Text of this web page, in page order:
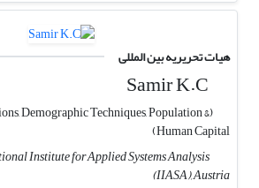
هیات تحریریه بین المللی
Demographic Techniques, Population &
Human Capital)
Institute for Applied Systems Analysis
(IIASA), Austria